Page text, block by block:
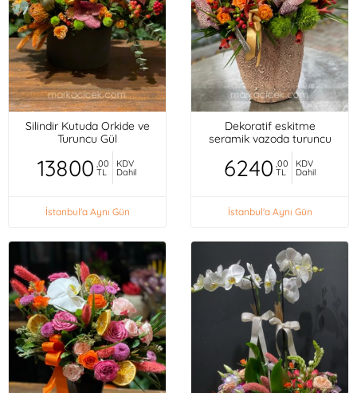
Silindir Kutuda Orkide ve
Turuncu Gül
13800 ,00
TL
KDV
Dahil
İstanbul'a Aynı Gün
Dekoratif eskitme
seramik vazoda turuncu
mini güller, orkideler,
6240 ,00
TL
KDV
Dahil
İstanbul'a Aynı Gün